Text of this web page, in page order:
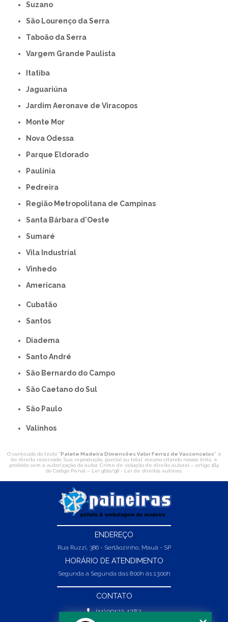
Suzano
São Lourenço da Serra
Taboão da Serra
Vargem Grande Paulista
Itatiba
Jaguariúna
Jardim Aeronave de Viracopos
Monte Mor
Nova Odessa
Parque Eldorado
Paulínia
Pedreira
Região Metropolitana de Campinas
Santa Bárbara d'Oeste
Sumaré
Vila Industrial
Vinhedo
americana
Cubatão
Santos
Diadema
Santo André
São Bernardo do Campo
São Caetano do Sul
São Paulo
Valinhos
O conteúdo do texto " Palete Madeira Dimensões Valor Ferraz de Vasconcelos" é
de direito reservado. Sua reprodução, parcial ou total, mesmo citando nossos links, é
proibida sem a autorização do autor. Crime de violação de direito autoral – artigo 184
do Código Penal – Lei 9610/98 - Lei de direitos autorais.
ENDEREÇO
Rua Ruzzi, 386 - Sertãozinho, Mauá - SP
HORÁRIO DE ATENDIMENTO
Segunda a Segunda das 8:00h às 13:00h
CONTATO
(11) 99132-1783